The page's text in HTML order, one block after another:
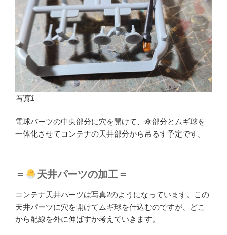
写真1
電球パーツの中央部分に穴を開けて、傘部分とムギ球を
一体化させてコンテナの天井部分から吊るす予定です。
＝ 天井パーツの加工＝
コンテナ天井パーツは写真2のようになっています。この
天井パーツに穴を開けてムギ球を仕込むのですが、どこ
から配線を外に伸ばすか考えていきます。